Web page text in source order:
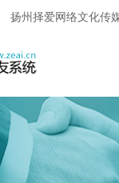
扬州择爱网络文化传